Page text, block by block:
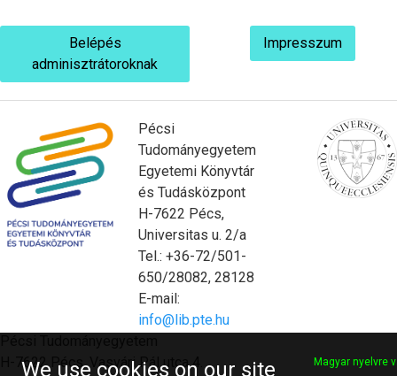
Belépés
adminisztrátoroknak
Impresszum
Pécsi
Tudományegyetem
Egyetemi Könyvtár
és Tudásközpont
H-7622 Pécs,
Universitas u. 2/a
Tel.: +36-72/501-
650/28082, 28128
E-mail:
info@lib.pte.hu
H-7622 Pécs, Vasvári Pál utca 4.
We use cookies on our site Magyar nyelvre